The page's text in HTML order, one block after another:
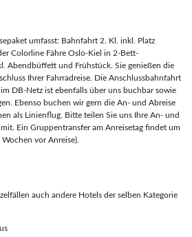
umfasst: Bahnfahrt 2. Kl. inkl. Platz
Colorline Fähre Oslo-Kiel in 2-Bett-
Abendbüffett und Frühstück. Sie genießen die
Ihrer Fahrradreise. Die Anschlussbahnfahrt
DB-Netz ist ebenfalls über uns buchbar sowie
Ebenso buchen wir gern die An- und Abreise
als Linienflug. Bitte teilen Sie uns Ihre An- und
Ein Gruppentransfer am Anreisetag findet um
vor Anreise).
auch andere Hotels der selben Kategorie